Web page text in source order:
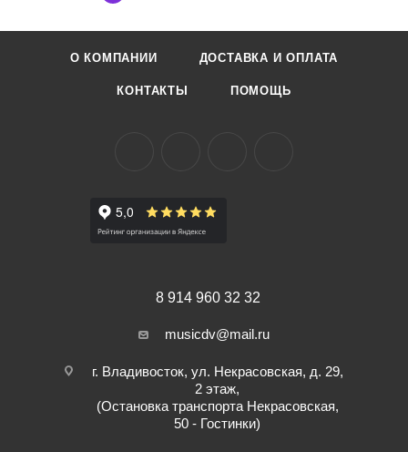
О КОМПАНИИ ДОСТАВКА И ОПЛАТА
КОНТАКТЫ ПОМОЩЬ
8 914 960 32 32
musicdv@mail.ru
г. Владивосток, ул. Некрасовская, д. 29,
2 этаж,
(Остановка транспорта Некрасовская,
50 - Гостинки)